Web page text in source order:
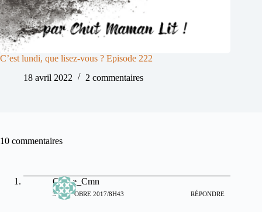
C’est lundi, que lisez-vous ? Episode 222
18 avril 2022
2 commentaires
10 commentaires
Celine_Cmn
30 OCTOBRE 2017/8H43 RÉPONDRE